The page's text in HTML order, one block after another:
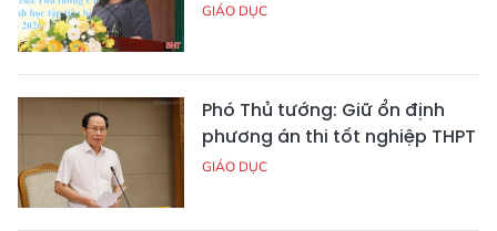
GIÁO DỤC
Phó Thủ tướng: Giữ ổn định
phương án thi tốt nghiệp THPT
GIÁO DỤC